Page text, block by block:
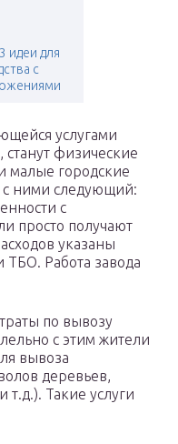
идеи для
с
услугами
станут физические
малые городские
с ними следующий:
с
просто получают
указаны
ТБО. Работа завода
по вывозу
с этим жители
вывоза
деревьев,
т.д.). Такие услуги